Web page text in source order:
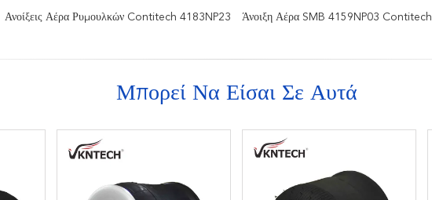
Ανοίξεις Αέρα Ρυμουλκών Contitech 4183NP23 Άνοιξη Αέρα SMB 4159NP03 Contitech
Μπορεί Να Είσαι Σε Αυτά